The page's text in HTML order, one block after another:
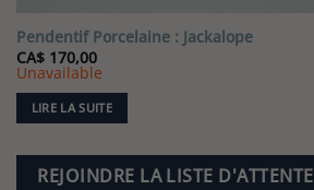
Pendentif Porcelaine : Jackalope
CA$170,00
Unavailable
LIRE LA SUITE
REJOINDRE LA LISTE D'ATTENTE